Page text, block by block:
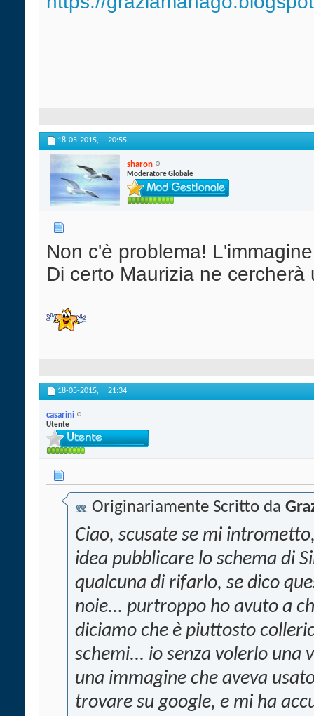
18-05-2015, 20:55
sharon
Moderatore Globale
Non c'è problema!
Di certo Maurizia ne cercherà
18-05-2015, 21:34
casarini
Utente
Originariamente Scritto da
Ciao, scusate se mi
idea pubblicare lo schema di
qualcuna di rifarlo, se dico
noie... purtroppo ho avuto a
diciamo che è piuttosto
schemi... io senza volerlo una
una immagine che aveva
trovare su google, e mi ha